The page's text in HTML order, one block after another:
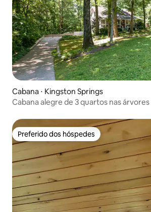
Cabana ⋅ Kingston Springs
Cabana alegre de 3 quartos nas
Preferido dos hóspedes
Preferido dos hóspedes